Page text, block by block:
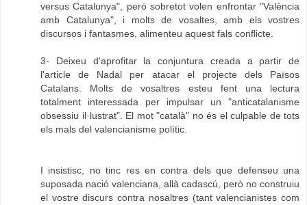
versus Catalunya", però sobretot volen enfrontar "València
amb Catalunya", i molts de vosaltes, amb els vostres
discursos i fantasmes, alimenteu aquest fals conflicte.
3- Deixeu d'aprofitar la conjuntura creada a partir de
l'article de Nadal per atacar el projecte dels Països
Catalans. Molts de vosaltres esteu fent una lectura
totalment interessada per impulsar un "anticatalanisme
obsessiu il·lustrat". El mot "català" no és el culpable de tots
els mals del valencianisme polític.
I insistisc, no tinc res en contra dels que defenseu una
suposada nació valenciana, allà cadascú, però no construiu
el vostre discurs contra nosaltres (tant valencianistes com